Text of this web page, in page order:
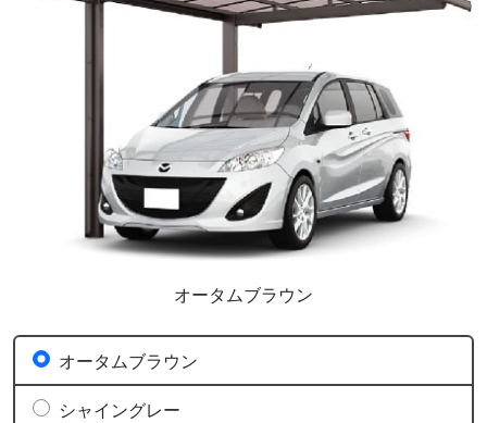
オータムブラウン
オータムブラウン
シャイングレー